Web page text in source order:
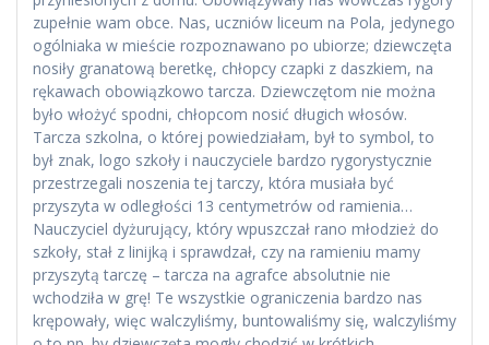
zupełnie wam obce. Nas, uczniów liceum na Pola, jedynego
ogólniaka w mieście rozpoznawano po ubiorze; dziewczęta
nosiły granatową beretkę, chłopcy czapki z daszkiem, na
rękawach obowiązkowo tarcza. Dziewczętom nie można
było włożyć spodni, chłopcom nosić długich włosów.
Tarcza szkolna, o której powiedziałam, był to symbol, to
był znak, logo szkoły i nauczyciele bardzo rygorystycznie
przestrzegali noszenia tej tarczy, która musiała być
przyszyta w odległości 13 centymetrów od ramienia…
Nauczyciel dyżurujący, który wpuszczał rano młodzież do
szkoły, stał z linijką i sprawdzał, czy na ramieniu mamy
przyszytą tarczę – tarcza na agrafce absolutnie nie
wchodziła w grę! Te wszystkie ograniczenia bardzo nas
krępowały, więc walczyliśmy, buntowaliśmy się, walczyliśmy